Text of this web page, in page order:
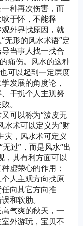
种再次伤害，而
于怀，不能释
外界找原因，就
无形的风水术语”定
当事人找一找合
痛伤。风水的这种
可以起到一定层度
发展的角度论，
干扰个人主观努
。
可以称为“泼皮无
水术可以定义为“财
灾，风水术可定义
过”，而是风水“出
，其有利方面可以
虚荣心的作用；
人主观方向找原
向其它方向推
和软肋。
气爽的秋天，一
外游玩，宝贝不